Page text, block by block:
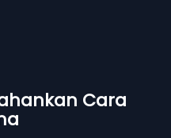
Cara